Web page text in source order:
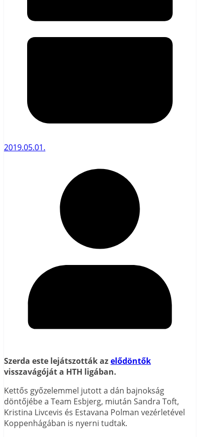
2019.05.01.
Szerda este lejátszották azelődöntők
visszavágóját a HTH ligában.
Kettős győzelemmel jutott a dán bajnokság
döntőjébe a Team Esbjerg, miután Sandra Toft,
Kristina Livcevis és Estavana Polman vezérletével
Koppenhágában is nyerni tudtak.